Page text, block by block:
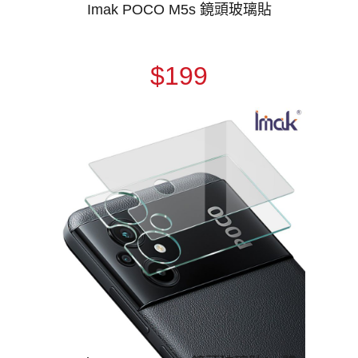
Imak POCO M5s 鏡頭玻璃貼
$199